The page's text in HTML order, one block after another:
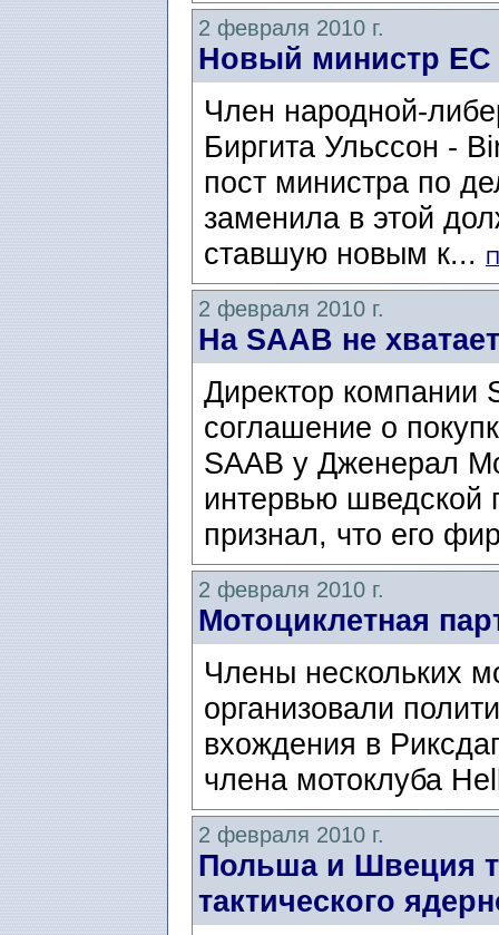
2 февраля 2010 г.
Новый министр ЕС
Член народной-
Биргита Ульссон -
пост министра по
заменила в этой
ставшую новым к...
2 февраля 2010 г.
На SAAB не
Директор компании
соглашение о
SAAB у Дженерал
интервью шведской
признал, что его
2 февраля 2010 г.
Мотоциклетная
Члены нескольких
организовали
вхождения в
члена мотоклуба
2 февраля 2010 г.
Польша и Швеция
тактического